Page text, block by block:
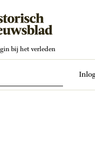
bij het verleden